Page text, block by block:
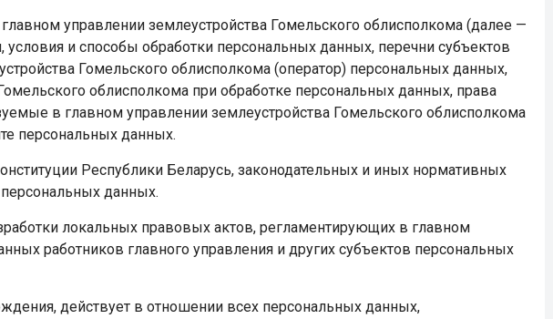
управлении землеустройства Гомельского облисполкома (далее —
и способы обработки персональных данных, перечни субъектов
Гомельского облисполкома (оператор) персональных данных,
облисполкома при обработке персональных данных, права
в главном управлении землеустройства Гомельского облисполкома
персональных данных.
Республики Беларусь, законодательных и иных нормативных
данных.
локальных правовых актов, регламентирующих в главном
работников главного управления и других субъектов персональных
действует в отношении всех персональных данных,